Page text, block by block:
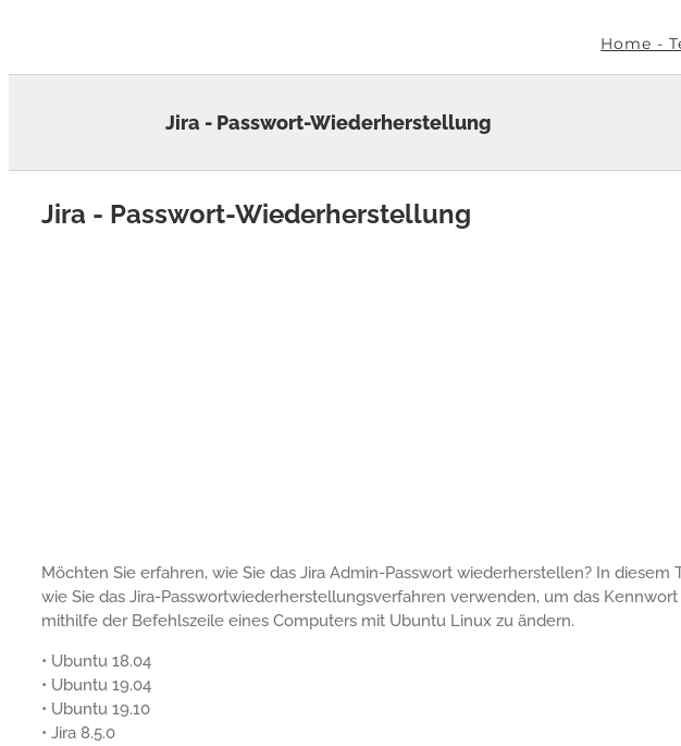
Home -
Jira - Passwort-Wiederherstellung
Jira - Passwort-Wiederherstellung
Möchten Sie erfahren, wie Sie das Jira Admin-Passwort wiederherstellen? In diesem
wie Sie das Jira-Passwortwiederherstellungsverfahren verwenden, um das
mithilfe der Befehlszeile eines Computers mit Ubuntu Linux zu ändern.
• Ubuntu 18.04
• Ubuntu 19.04
• Ubuntu 19.10
• Jira 8.5.0